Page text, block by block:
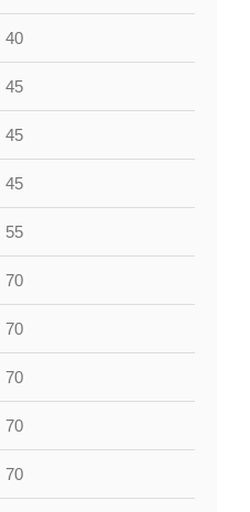
40
45
45
45
55
70
70
70
70
70